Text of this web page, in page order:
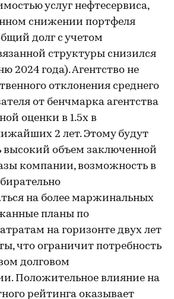
услуг нефтесервиса,
снижении портфеля
долг с учетом
структуры снизился
2024 года). Агентство не
отклонения среднего
от бенчмарка агентства
оценки в 1.5х в
2 лет. Этому будут
высокий объем заключенной
компании, возможность в
на более маржинальных
планы по
на горизонте двух лет
что ограничит потребность
долговом
Положительное влияние на
рейтинга оказывает